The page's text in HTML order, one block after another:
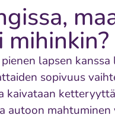
mihinkin?
lapsen
sopivuus
kaivataan
autoon